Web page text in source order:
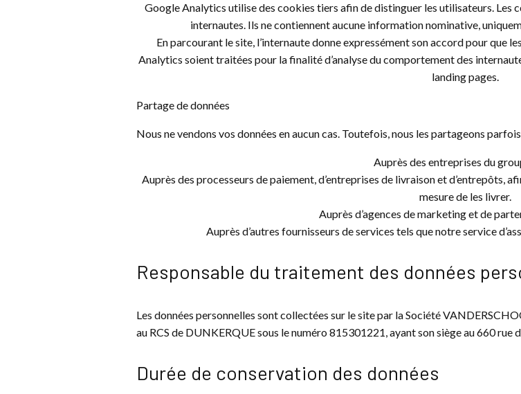
Google Analytics utilise des cookies tiers afin de distinguer les utilisateurs. Les
internautes. Ils ne contiennent aucune information nominative,
En parcourant le site, l’internaute donne expressément son accord pour que
Analytics soient traitées pour la finalité d’analyse du comportement des
landing pages.
Partage de données
Nous ne vendons vos données en aucun cas. Toutefois, nous les partageons
Auprès des entreprises du
Auprès des processeurs de paiement, d’entreprises de livraison et d’entrepôts,
mesure de les livrer.
Auprès d’agences de marketing et de
Auprès d’autres fournisseurs de services tels que notre service
Responsable du traitement des données
Les données personnelles sont collectées sur le site par la Société
au RCS de DUNKERQUE sous le numéro 815301221, ayant son siège au 660 rue
Durée de conservation des données